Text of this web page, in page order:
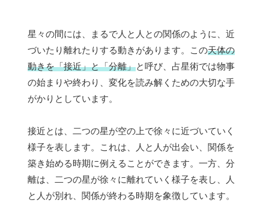
星々の間には、まるで人と人との関係のように、近
づいたり離れたりする動きがあります。この天体の
動きを「接近」と「分離」と呼び、占星術では物事
の始まりや終わり、変化を読み解くための大切な手
がかりとしています。
接近とは、二つの星が空の上で徐々に近づいていく
様子を表します。これは、人と人が出会い、関係を
築き始める時期に例えることができます。一方、分
離は、二つの星が徐々に離れていく様子を表し、人
と人が別れ、関係が終わる時期を象徴しています。